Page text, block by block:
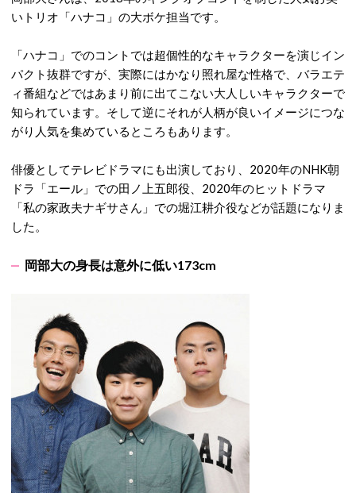
いトリオ「ハナコ」の大ボケ担当です。
「ハナコ」でのコントでは超個性的なキャラクターを演じイン
パクト抜群ですが、実際にはかなり照れ屋な性格で、バラエテ
ィ番組などではあまり前に出てこない大人しいキャラクターで
知られています。そして逆にそれが人柄が良いイメージにつな
がり人気を集めているところもあります。
俳優としてテレビドラマにも出演しており、2020年のNHK朝
ドラ「エール」での田ノ上五郎役、2020年のヒットドラマ
「私の家政夫ナギサさん」での堀江耕介役などが話題になりま
した。
岡部大の身長は意外に低い173cm